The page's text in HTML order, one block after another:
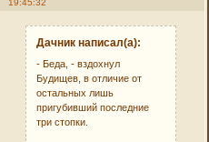
19:45:32
Дачник написал(а):
- Беда, - вздохнул
Будищев, в отличие от
остальных лишь
пригубивший последние
три стопки.